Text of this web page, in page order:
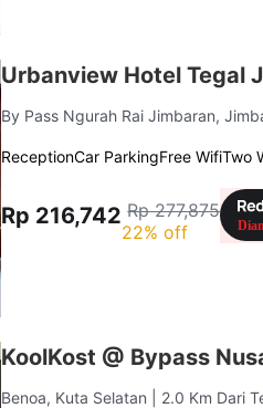
Urbanview Hotel Tegal
By Pass Ngurah Rai Jimbaran,
ReceptionCar ParkingFree WifiTwo
Rp 216,742 Rp 277,875
22% off
KoolKost @ Bypass
Benoa, Kuta Selatan | 2.0 Km Dari